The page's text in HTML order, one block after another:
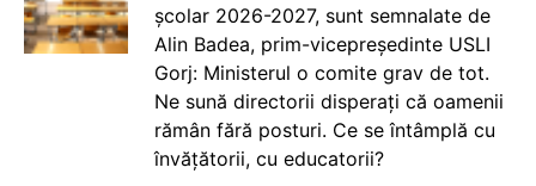
școlar 2026-2027, sunt semnalate de
Alin Badea, prim-vicepreședinte USLI
Gorj: Ministerul o comite grav de tot.
Ne sună directorii disperați că oamenii
rămân fără posturi. Ce se întâmplă cu
învățătorii, cu educatorii?